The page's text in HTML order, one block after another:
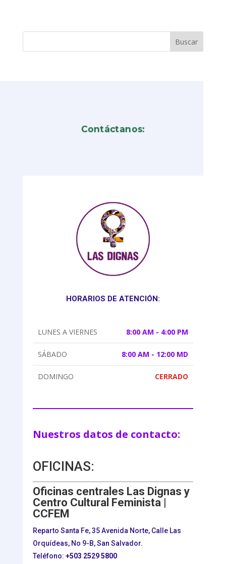
Contáctanos:
HORARIOS DE ATENCIÓN:
LUNES A VIERNES 8:00 AM - 4:00 PM
SÁBADO 8:00 AM - 12:00 MD
DOMINGO CERRADO
Nuestros datos de contacto:
OFICINAS:
Oficinas centrales Las Dignas y
Centro Cultural Feminista |
CCFEM
Reparto Santa Fe, 35 Avenida Norte, Calle Las
Orquídeas, No 9-B, San Salvador.
Teléfono: +503 2529 5800